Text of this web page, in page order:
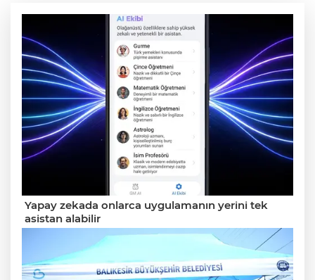
Yapay zekada onlarca uygulamanın yerini tek
asistan alabilir